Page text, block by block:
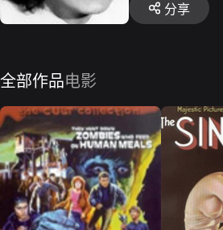
分享
全部作品电影